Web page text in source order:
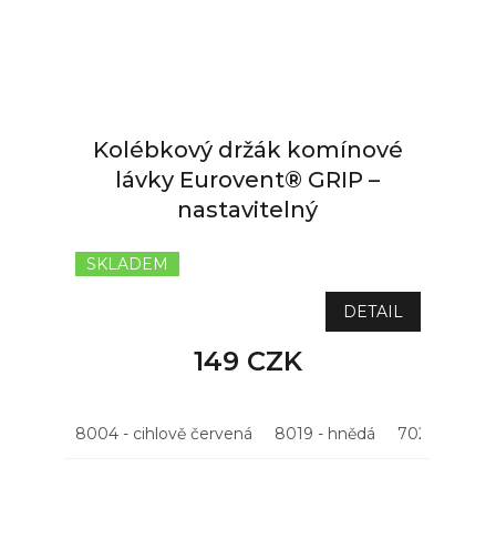
Kolébkový držák komínové
lávky Eurovent® GRIP –
nastavitelný
SKLADEM
149 CZK
DETAIL
8004 - cihlově červená 8019 - hnědá 7021 -